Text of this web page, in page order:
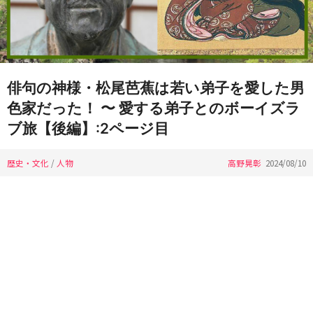
俳句の神様・松尾芭蕉は若い弟子を愛した男
色家だった！ 〜 愛する弟子とのボーイズラ
ブ旅【後編】:2ページ目
歴史・文化 / 人物 高野晃彰 2024/08/10